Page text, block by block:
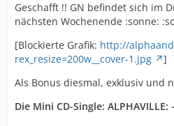
Geschafft !! GN befindet sich im
nächsten Wochenende :sonne:
[Blockierte Grafik: http://
rex_resize=200w__cover-1.jpg
]
Als Bonus diesmal, exklusiv und
Die Mini CD-Single: ALPHAVILLE: